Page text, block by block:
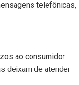
telefônicas,
ao consumidor.
deixam de atender